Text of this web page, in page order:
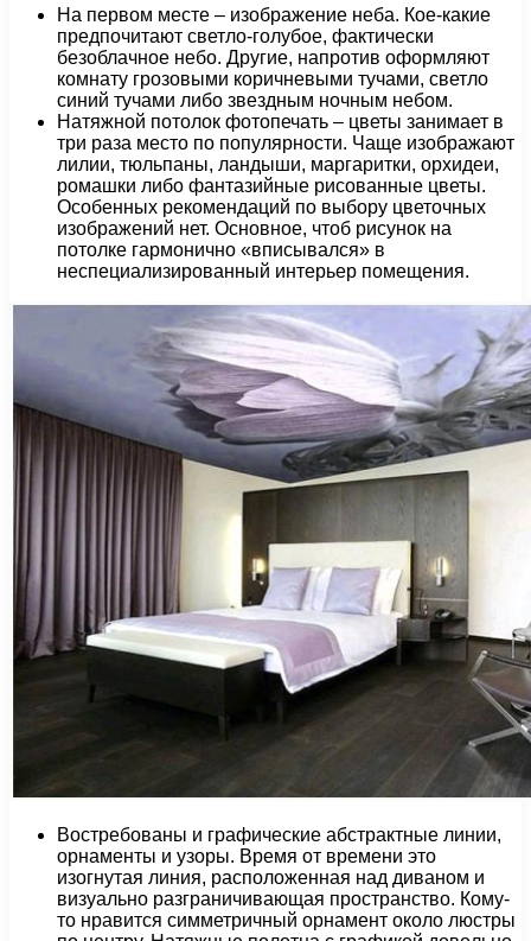
На первом месте – изображение неба. Кое-какие
предпочитают светло-голубое, фактически
безоблачное небо. Другие, напротив оформляют
комнату грозовыми коричневыми тучами, светло
синий тучами либо звездным ночным небом.
Натяжной потолок фотопечать – цветы занимает в
три раза место по популярности. Чаще изображают
лилии, тюльпаны, ландыши, маргаритки, орхидеи,
ромашки либо фантазийные рисованные цветы.
Особенных рекомендаций по выбору цветочных
изображений нет. Основное, чтоб рисунок на
потолке гармонично «вписывался» в
неспециализированный интерьер помещения.
Востребованы и графические абстрактные линии,
орнаменты и узоры. Время от времени это
изогнутая линия, расположенная над диваном и
визуально разграничивающая пространство. Кому-
то нравится симметричный орнамент около люстры